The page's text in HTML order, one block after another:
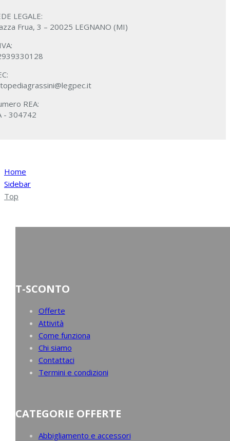
LEGALE:
Frua, 3 – 20025 LEGNANO (MI)
REA:
- 304742
Home
Sidebar
Top
T-SCONTO
Offerte
Attività
Come funziona
Chi siamo
Contattaci
Termini e condizioni
CATEGORIE OFFERTE
Abbigliamento e accessori